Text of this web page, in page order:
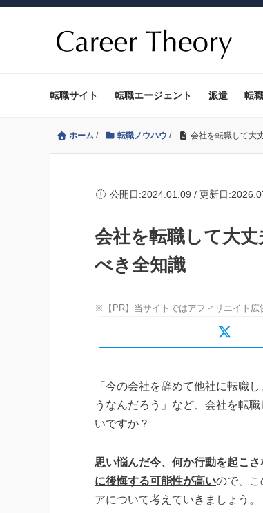
転職サイト 転職エージェント 派遣 転
ホーム / 転職ノウハウ / 会社を転職して大
公開日:2024.01.09 / 更新日
会社を転職して大
べき全知識
「今の会社を辞めて他社に転職
うなんだろう」など、会社を転
いですか？
思い悩んだ今、何か行動を起こ
に後悔する可能性が高いので、こ
アについて考えていきましょう。